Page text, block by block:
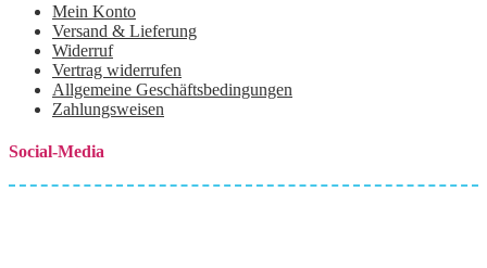
Mein Konto
Versand & Lieferung
Widerruf
Vertrag widerrufen
Allgemeine Geschäftsbedingungen
Zahlungsweisen
Social-Media